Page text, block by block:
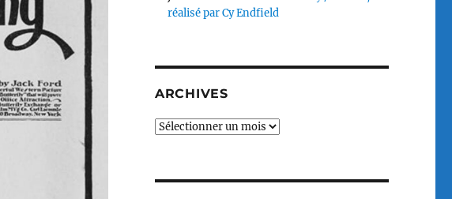
réalisé par Cy Endfield
ARCHIVES
Archives